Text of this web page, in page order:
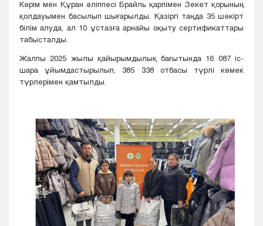
Кәрім мен Құран әліппесі Брайль қарпімен Зекет қорының
қолдауымен басылып шығарылды. Қазіргі таңда 35 шәкірт
білім алуда, ал 10 ұстазға арнайы оқыту сертификаттары
табысталды.
Жалпы 2025 жылы қайырымдылық бағытында 16 087 іс-
шара ұйымдастырылып, 385 338 отбасы түрлі көмек
түрлерімен қамтылды.